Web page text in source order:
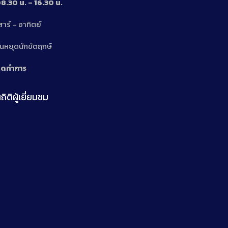
น. – 16.30 น.
าร์ – อาทิตย์
หยุดนักขัตฤกษ์
ทำการ
ติผู้เยี่ยมชม